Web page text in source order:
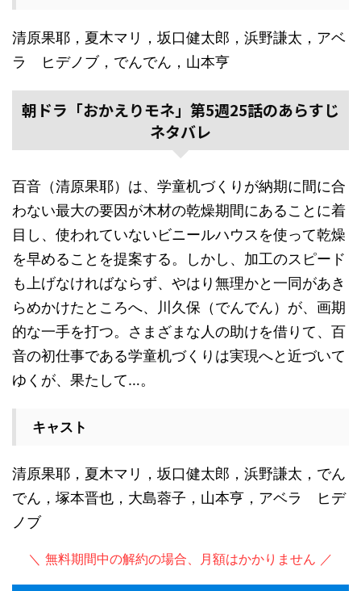
清原果耶，夏木マリ，坂口健太郎，浜野謙太，アベ
ラ ヒデノブ，でんでん，山本亨
朝ドラ「おかえりモネ」第5週25話のあらすじ
ネタバレ
百音（清原果耶）は、学童机づくりが納期に間に合
わない最大の要因が木材の乾燥期間にあることに着
目し、使われていないビニールハウスを使って乾燥
を早めることを提案する。しかし、加工のスピード
も上げなければならず、やはり無理かと一同があき
らめかけたところへ、川久保（でんでん）が、画期
的な一手を打つ。さまざまな人の助けを借りて、百
音の初仕事である学童机づくりは実現へと近づいて
ゆくが、果たして…。
キャスト
清原果耶，夏木マリ，坂口健太郎，浜野謙太，でん
でん，塚本晋也，大島蓉子，山本亨，アベラ ヒデ
ノブ
＼ 無料期間中の解約の場合、月額はかかりません ／